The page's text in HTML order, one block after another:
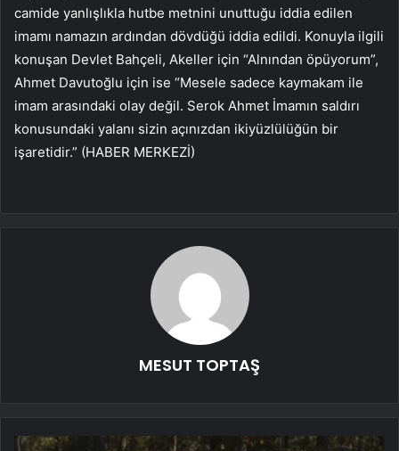
camide yanlışlıkla hutbe metnini unuttuğu iddia edilen
imamı namazın ardından dövdüğü iddia edildi. Konuyla ilgili
konuşan Devlet Bahçeli, Akeller için “Alnından öpüyorum”,
Ahmet Davutoğlu için ise “Mesele sadece kaymakam ile
imam arasındaki olay değil. Serok Ahmet İmamın saldırı
konusundaki yalanı sizin açınızdan ikiyüzlülüğün bir
işaretidir.” (HABER MERKEZİ)
MESUT TOPTAŞ